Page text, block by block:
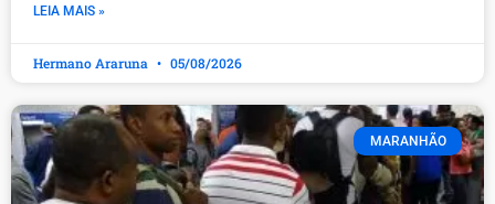
LEIA MAIS »
Hermano Araruna 05/08/2026
MARANHÃO